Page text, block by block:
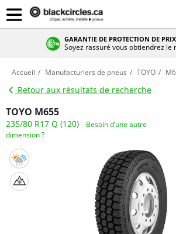
GARANTIE DE PROTECTION DE PRIX
Soyez rassuré vous obtiendrez le
Accueil Manufacturiers de pneus TOYO
Retour aux résultats de recherche
TOYO M655
235/80 R17 Q (120)
Besoin d’une autre
dimension ?